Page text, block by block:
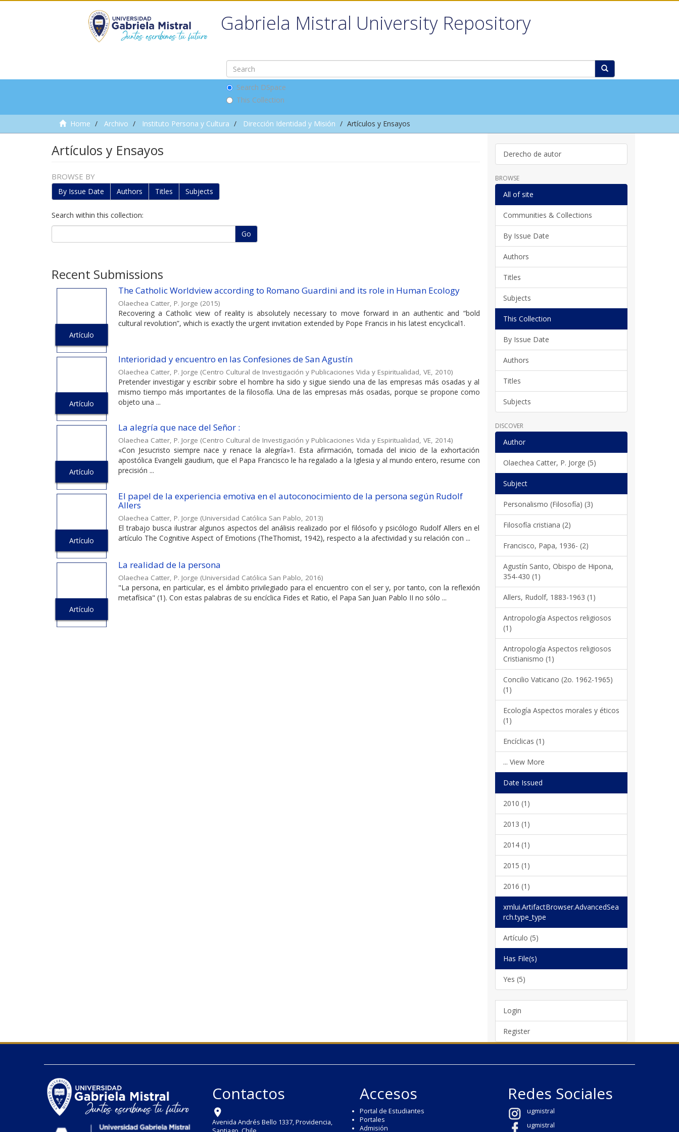
Gabriela Mistral University Repository
Search DSpace
This Collection
Home Archivo Instituto Persona y Cultura Dirección Identidad y Misión Artículos y Ensayos
Artículos y Ensayos
BROWSE BY
By Issue Date Authors Titles Subjects
Search within this collection:
Go
Recent Submissions
Artículo
The Catholic Worldview according to Romano Guardini and its role in Human Ecology
Olaechea Catter, P. Jorge (2015)
Recovering a Catholic view of reality is absolutely necessary to move forward in an authentic and “bold
cultural revolution”, which is exactly the urgent invitation extended by Pope Francis in his latest encyclical1.
Artículo
Interioridad y encuentro en las Confesiones de San Agustín
Olaechea Catter, P. Jorge (Centro Cultural de Investigación y Publicaciones Vida y Espiritualidad, VE, 2010)
Pretender investigar y escribir sobre el hombre ha sido y sigue siendo una de las empresas más osadas y al
mismo tiempo más importantes de la filosofía. Una de las empresas más osadas, porque se propone como
objeto una ...
Artículo
La alegría que nace del Señor :
Olaechea Catter, P. Jorge (Centro Cultural de Investigación y Publicaciones Vida y Espiritualidad, VE, 2014)
«Con Jesucristo siempre nace y renace la alegría»1. Esta afirmación, tomada del inicio de la exhortación
apostólica Evangelii gaudium, que el Papa Francisco le ha regalado a la Iglesia y al mundo entero, resume con
precisión ...
Artículo
El papel de la experiencia emotiva en el autoconocimiento de la persona según Rudolf
Allers
Olaechea Catter, P. Jorge (Universidad Católica San Pablo, 2013)
El trabajo busca ilustrar algunos aspectos del análisis realizado por el filósofo y psicólogo Rudolf Allers en el
artículo The Cognitive Aspect of Emotions (TheThomist, 1942), respecto a la afectividad y su relación con ...
Artículo
La realidad de la persona
Olaechea Catter, P. Jorge (Universidad Católica San Pablo, 2016)
"La persona, en particular, es el ámbito privilegiado para el encuentro con el ser y, por tanto, con la reflexión
metafísica" (1). Con estas palabras de su encíclica Fides et Ratio, el Papa San Juan Pablo II no sólo ...
Derecho de autor
BROWSE
All of site
Communities & Collections
By Issue Date
Authors
Titles
Subjects
This Collection
By Issue Date
Authors
Titles
Subjects
DISCOVER
Author
Olaechea Catter, P. Jorge (5)
Subject
Personalismo (Filosofía) (3)
Filosofía cristiana (2)
Francisco, Papa, 1936- (2)
Agustín Santo, Obispo de Hipona,
354-430 (1)
Allers, Rudolf, 1883-1963 (1)
Antropología Aspectos religiosos
(1)
Antropología Aspectos religiosos
Cristianismo (1)
Concilio Vaticano (2o. 1962-1965)
(1)
Ecología Aspectos morales y éticos
(1)
Encíclicas (1)
... View More
Date Issued
2010 (1)
2013 (1)
2014 (1)
2015 (1)
2016 (1)
xmlui.ArtifactBrowser.AdvancedSea
rch.type_type
Artículo (5)
Has File(s)
Yes (5)
Login
Register
Contactos
Avenida Andrés Bello 1337, Providencia,
Accesos
Portal de Estudiantes
Portales
Admisión
Redes Sociales
ugmistral
ugmistral